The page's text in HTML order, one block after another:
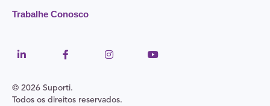
Trabalhe Conosco
© 2026 Suporti.
Todos os direitos reservados.